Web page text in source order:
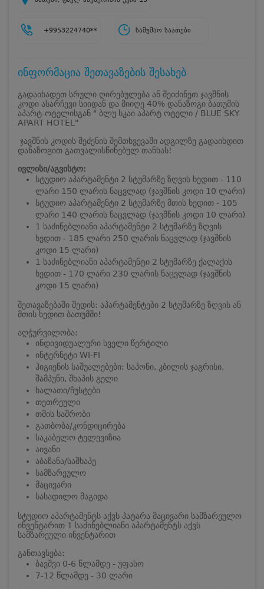
+9953224740** სამუშაო საათები
ინფორმაცია შეთავაზების შესახებ
გადაიხადეთ სრული ღირებულება ან შეიძინეთ ჯავშნის
კოდი ასარჩევი სიიდან და მიიღე 40% დანაზოგი ბათუმის
აპარტ-ოტელისგან " ბლუ სკაი აპარტ ოტელი / BLUE SKY
APART HOTEL"
ჯავშნის კოდის შეძენის შემთხვევაში ადგილზე გადაიხდით
დანაზოგით გათვალისწინებულ თანხას!
ივლისი/აგვისტო:
სტუდიო აპარტამენტი 2 სტუმარზე ზღვის ხედით - 110
ლარი 150 ლარის ნაცვლად (ჯავშნის კოდი 10 ლარი)
სტუდიო აპარტამენტი 2 სტუმარზე მთის ხედით - 105
ლარი 140 ლარის ნაცვლად (ჯავშნის კოდი 10 ლარი)
1 საძინებლიანი აპარტამენტი 2 სტუმარზე ზღვის
ხედით - 185 ლარი 250 ლარის ნაცვლად (ჯავშნის
კოდი 15 ლარი)
1 საძინებლიანი აპარტამენტი 2 სტუმარზე ქალაქის
ხედით - 170 ლარი 230 ლარის ნაცვლად (ჯავშნის
კოდი 15 ლარი)
შეთავაზებაში შედის: აპარტამენტები 2 სტუმარზე ზღვის ან
მთის ხედით ბათუმში!
აღჭურვილობა:
ინდივიდუალური სველი წერტილი
ინტერნეტი WI-FI
ჰიგიენის საშუალებები: საპონი, კბილის ჯაგრისი,
შამპუნი, შხაპის გელი
ხალათი/ჩუსტები
თეთრეული
თმის საშრობი
გათბობა/კონდიცირება
საკაბელო ტელევიზია
აივანი
აბაზანა/საშხაპე
სამზარეულო
მაცივარი
სასადილო მაგიდა
სტუდიო აპარტამენტს აქვს პატარა მაცივარი სამზარეულო
ინვენტარით 1 საძინებლიანი აპარტამენტს აქვს
სამზარეული ინვენტარით
განთავსება:
ბავშვი 0-6 წლამდე - უფასო
7-12 წლამდე - 30 ლარი